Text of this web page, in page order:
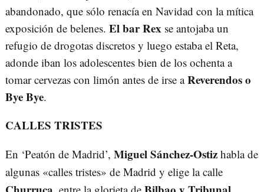
abandonado, que sólo renacía en Navidad con la mítica
exposición de belenes. El bar Rex se antojaba un
refugio de drogotas discretos y luego estaba el Reta,
adonde iban los adolescentes bien de los ochenta a
tomar cervezas con limón antes de irse aReverendos o
Bye Bye.
CALLES TRISTES
En ‘Peatón de Madrid’, Miguel Sánchez-Ostiz habla de
algunas «calles tristes» de Madrid y elige la calle